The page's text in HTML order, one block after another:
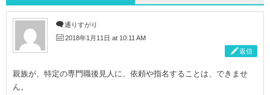
通りすがり
2018年1月11日 at 10:11 AM
返信
親族が、特定の専門職後見人に、依頼や指名することは、できませ
ん。